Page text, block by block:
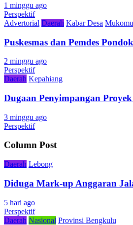
1 minggu ago
Perspektif
Advertorial Daerah Kabar Desa
Puskesmas dan Pemdes
2 minggu ago
Perspektif
Daerah Kepahiang
Dugaan Penyimpangan
3 minggu ago
Perspektif
Column Post
Daerah Lebong
Diduga Mark-up Anggaran
5 hari ago
Perspektif
Daerah Nasional Provinsi Bengkulu